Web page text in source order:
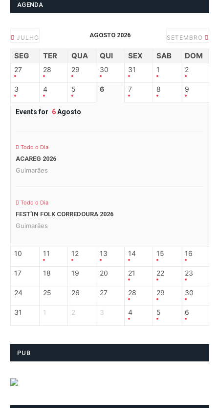
AGENDA
JULHO AGOSTO 2026 SETEMBRO
SEG TER QUA QUI SEX SAB DOM
27 28 29 30 31 1 2
3 4 5 6 7 8 9
Events for 6Agosto
Todo o Dia
ACAREG 2026
Guimarães
Todo o Dia
FEST’IN FOLK CORREDOURA 2026
Guimarães
10 11 12 13 14 15 16
17 18 19 20 21 22 23
24 25 26 27 28 29 30
31 1 2 3 4 5 6
PUB